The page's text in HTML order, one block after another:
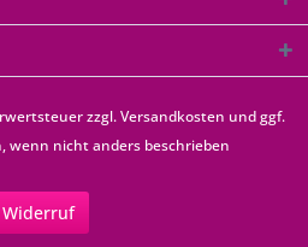
zzgl.Versandkosten und ggf.
wenn nicht anders beschrieben
Widerruf